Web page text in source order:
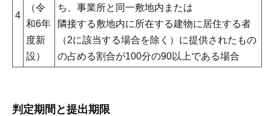
4
（令
和6年
度新
設）
ち、事業所と同一敷地内または
隣接する敷地内に所在する建物に居住する者
（2に該当する場合を除く）に提供されたもの
の占める割合が100分の90以上である場合
判定期間と提出期限